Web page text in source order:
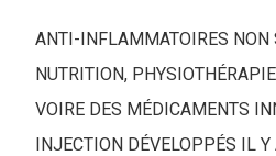
ANTI-INFLAMMATOIRES NON
NUTRITION,
VOIRE DES MÉDICAMENTS
INJECTION DÉVELOPPÉS IL